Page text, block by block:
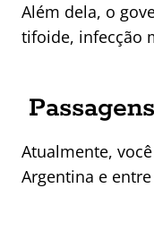
Além dela, o
tifoide, infecção
Atualmente,
Argentina e entre